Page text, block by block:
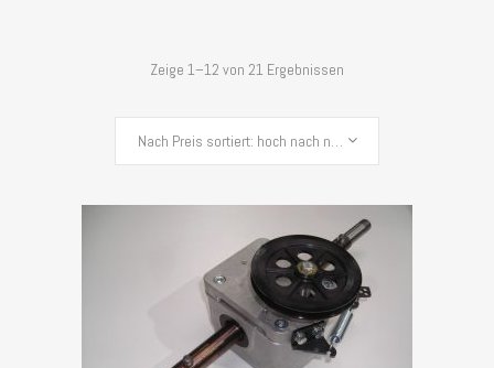
Zeige 1–12 von 21 Ergebnissen
Nach Preis sortiert: hoch nach niedrig